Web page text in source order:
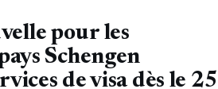
pour les
Schengen
de visa dès le 25